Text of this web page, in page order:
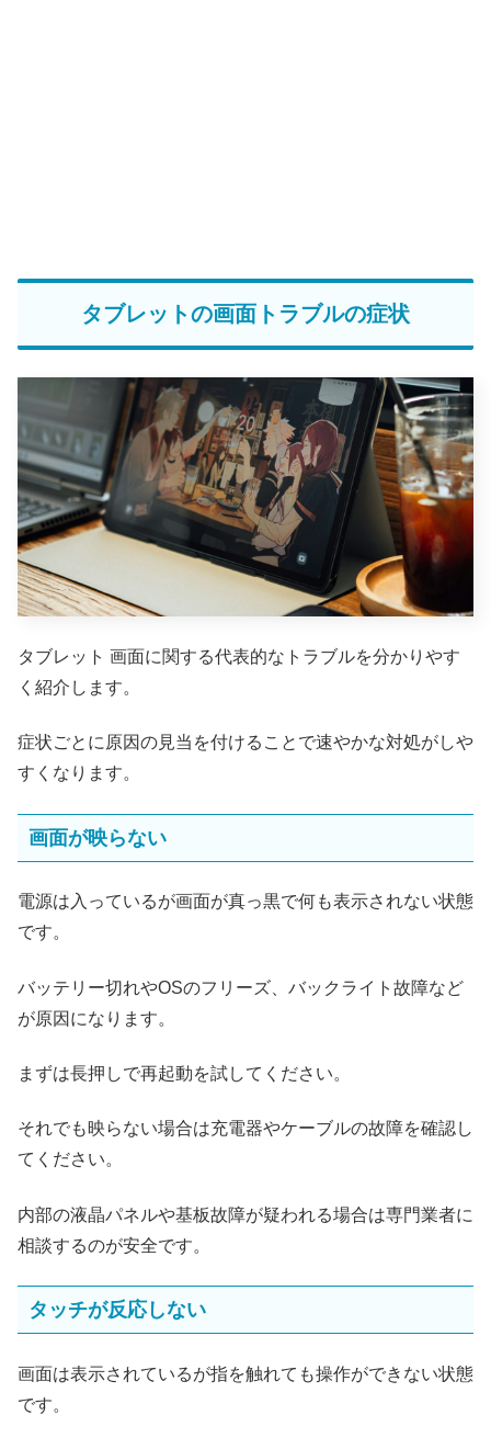
タブレットの画面トラブルの症状
タブレット 画面に関する代表的なトラブルを分かりやす
く紹介します。
症状ごとに原因の見当を付けることで速やかな対処がしや
すくなります。
画面が映らない
電源は入っているが画面が真っ黒で何も表示されない状態
です。
バッテリー切れやOSのフリーズ、バックライト故障など
が原因になります。
まずは長押しで再起動を試してください。
それでも映らない場合は充電器やケーブルの故障を確認し
てください。
内部の液晶パネルや基板故障が疑われる場合は専門業者に
相談するのが安全です。
タッチが反応しない
画面は表示されているが指を触れても操作ができない状態
です。